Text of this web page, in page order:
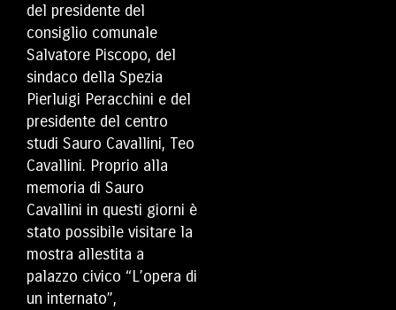
del presidente del
consiglio comunale
Salvatore Piscopo, del
sindaco della Spezia
Pierluigi Peracchini e del
presidente del centro
studi Sauro Cavallini, Teo
Cavallini. Proprio alla
memoria di Sauro
Cavallini in questi giorni è
stato possibile visitare la
mostra allestita a
palazzo civico “L’opera di
un internato”,